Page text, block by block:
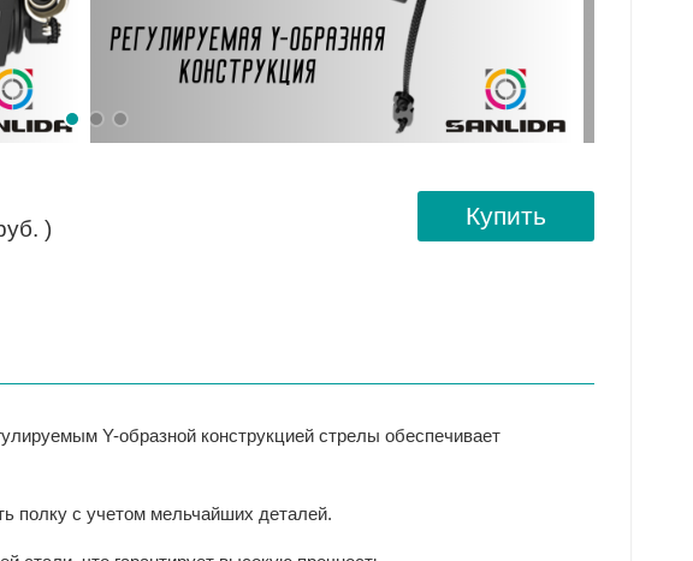
) Купить
Y-образной конструкцией стрелы обеспечивает
полку с учетом мельчайших деталей.